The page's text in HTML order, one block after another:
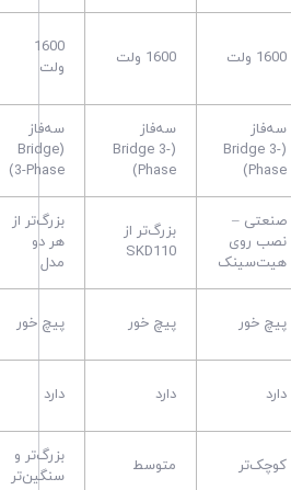
1600 ولت 1600 ولت
1600
ولت
سه‌فاز
(Bridge 3-
Phase)
سه‌فاز
(Bridge 3-
Phase)
سه‌فاز
(Bridge
3-Phase)
صنعتی –
نصب روی
هیت‌سینک
بزرگ‌تر از
SKD110
بزرگ‌تر از
هر دو
مدل
پیچ خور پیچ خور پیچ خور
دارد دارد دارد
کوچک‌تر متوسط
بزرگ‌تر و
سنگین‌تر